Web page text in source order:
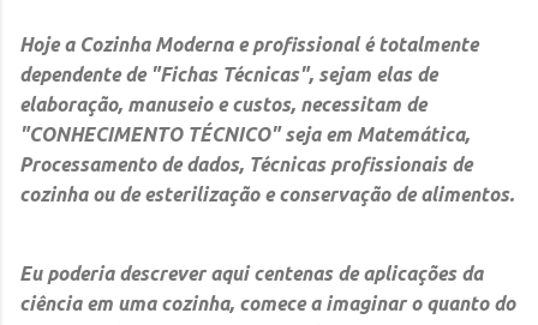
Hoje a Cozinha Moderna e profissional é totalmente
dependente de "Fichas Técnicas", sejam elas de
elaboração, manuseio e custos, necessitam de
"CONHECIMENTO TÉCNICO" seja em Matemática,
Processamento de dados, Técnicas profissionais de
cozinha ou de esterilização e conservação de alimentos.
Eu poderia descrever aqui centenas de aplicações da
ciência em uma cozinha, comece a imaginar o quanto do